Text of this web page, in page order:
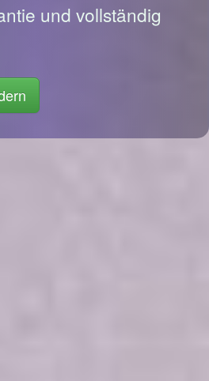
und vollständig